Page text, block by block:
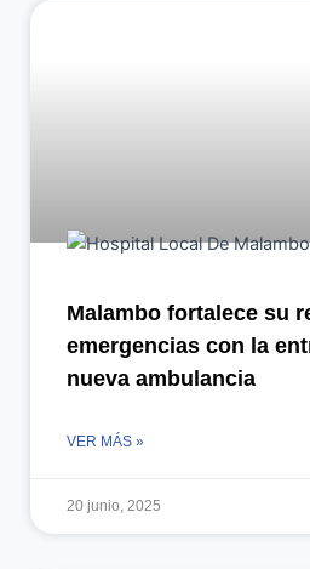
Malambo fortalece su
emergencias con la
nueva ambulancia
VER MÁS »
20 junio, 2025